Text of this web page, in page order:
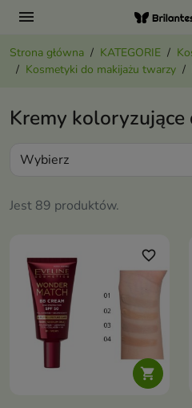
menu
Strona główna KATEGORIE
Kosmetyki do makijażu twarzy
Kremy
Jest 89 produktów.
Wybierz

favorite_border